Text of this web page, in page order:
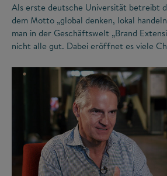
Als erste deutsche Universität betreibt
dem Motto „global denken, lokal
man in der Geschäftswelt „Brand
nicht alle gut. Dabei eröffnet es viele